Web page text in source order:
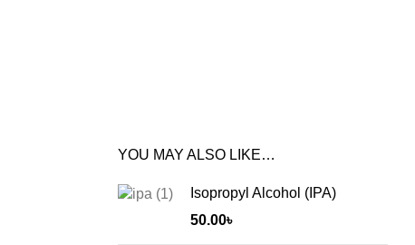
YOU MAY ALSO LIKE…
Isopropyl Alcohol (IPA)
50.00৳